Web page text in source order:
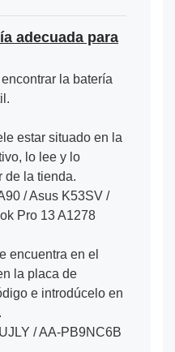
adecuada para
la batería
estar situado en la
lo lee y lo
de la tienda.
/ Asus K53SV /
Pro 13 A1278
encuentra en el
la placa de
e introdúcelo en
/ AA-PB9NC6B